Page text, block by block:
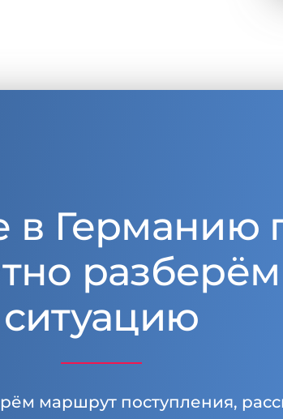
в Германию
ситуацию
маршрут поступления,